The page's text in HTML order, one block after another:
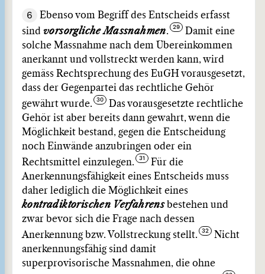
6
Ebenso vom Begriff des Entscheids erfasst
sind vorsorgliche Massnahmen.
Damit eine
solche Massnahme nach dem Übereinkommen
anerkannt und vollstreckt werden kann, wird
gemäss Rechtsprechung des EuGH vorausgesetzt,
dass der Gegenpartei das rechtliche Gehör
gewährt wurde.
Das vorausgesetzte rechtliche
Gehör ist aber bereits dann gewahrt, wenn die
Möglichkeit bestand, gegen die Entscheidung
noch Einwände anzubringen oder ein
Rechtsmittel einzulegen.
Für die
Anerkennungsfähigkeit eines Entscheids muss
daher lediglich die Möglichkeit eines
kontradiktorischen Verfahrensbestehen und
zwar bevor sich die Frage nach dessen
Anerkennung bzw. Vollstreckung stellt.
Nicht
anerkennungsfähig sind damit
superprovisorische Massnahmen, die ohne